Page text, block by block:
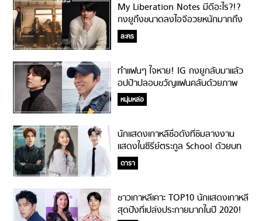
My Liberation Notes มีดีอะไร?!?
กงยูถึงขนาดลงไอจีอวยหนักมากถึง
2 โพสต์จุกๆ!
ละคร
ทำแฟนๆ ใจหาย! IG กงยูกลับมาแล้ว
อปป้าปลอบขวัญแฟนคลับด้วยภาพ
งานอดิเรกที่เลิฟมาก
หนุ่มหล่อ
นักแสดงเกาหลีชื่อดังที่ชิมลางงาน
แสดงในซีรี่ย์ตระกูล School ด้วยบท
ตัวประกอบ!
ดารา
ชาวเกาหลีเคาะ TOP10 นักแสดงเกาหลี
สุดปังที่เปล่งประกายมากในปี 2020!